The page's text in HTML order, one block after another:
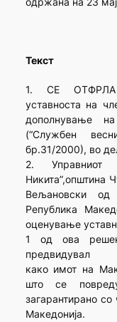
Текст
1. СЕ ОТФРЛА
уставноста на
дополнување
(“Службен
бр.31/2000), во
2.
Никита”,општина
Вељановски
Република
оценување
1 од ова
предвидувал
како имот на
што се
загарантирано
Македонија.